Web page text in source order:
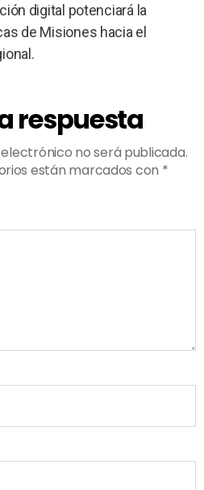
digital potenciará la
de Misiones hacia el
respuesta
no será publicada.
están marcados con *